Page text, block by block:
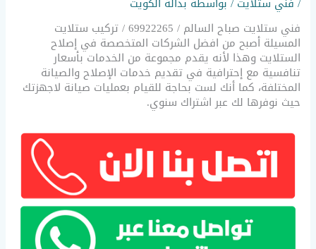
فني ستلايت صباح السالم / 69922265 / تركيب ستلايت
المسيلة أصبح من افضل الشركات المتخصصة في إصلاح
الستلايت وهذا لأنه يقدم مجموعة من الخدمات بأسعار
تنافسية مع إحترافية في تقديم خدمات الإصلاح والصيانة
المختلفة، كما أنك لست بحاجة للقيام بعمليات صيانة لاجهزتك
حيث نوفرها لك عبر اشتراك سنوي.